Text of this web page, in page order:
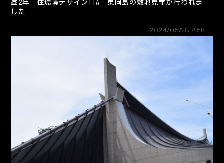
昼2年「住環境デザインIIA」東向島の敷地見学が行われま
した
2024/05/28 8:56